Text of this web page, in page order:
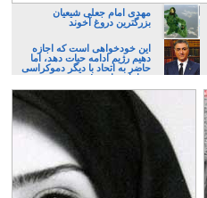
مهدی امام جعلی شیعیان
بزرگترین دروغ آخوند
این خودخواهی است که اجازه
دهیم رژیم ادامه حیات دهد، اما
حاضر به اتحاد با دیگر دموکراسی
خواهان نباشیم!